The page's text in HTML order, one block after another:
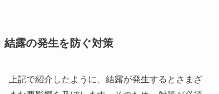
結露の発生を防ぐ対策
上記で紹介したように、結露が発生するとさまざ